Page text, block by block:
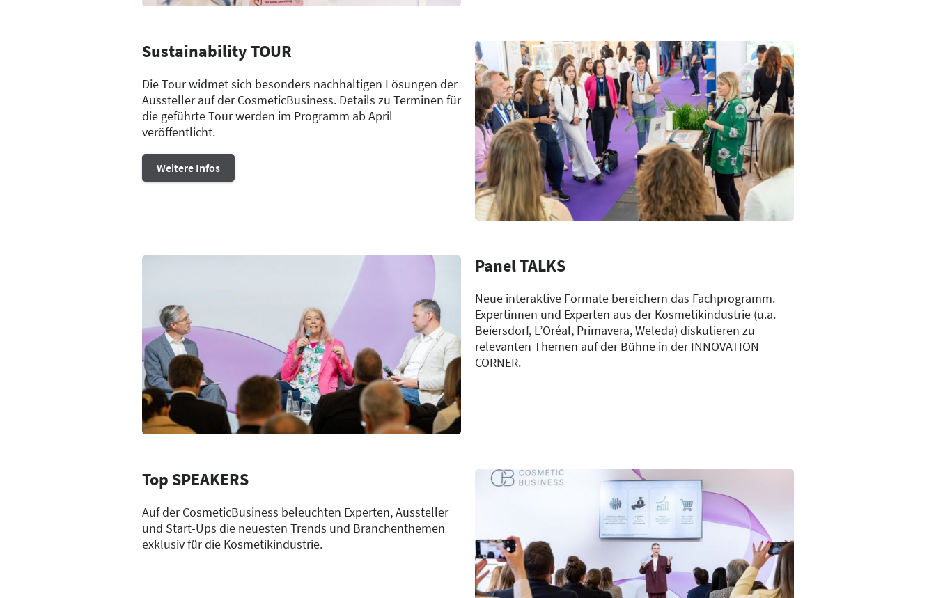
Sustainability TOUR
Die Tour widmet sich besonders nachhaltigen Lösungen der
Aussteller auf der CosmeticBusiness. Details zu Terminen für
die geführte Tour werden im Programm ab April
veröffentlicht.
Weitere Infos
Panel TALKS
Neue interaktive Formate bereichern das Fachprogramm.
Expertinnen und Experten aus der Kosmetikindustrie (u.a.
Beiersdorf, L’Oréal, Primavera, Weleda) diskutieren zu
relevanten Themen auf der Bühne in der INNOVATION
CORNER.
Top SPEAKERS
Auf der CosmeticBusiness beleuchten Experten, Aussteller
und Start-Ups die neuesten Trends und Branchenthemen
exklusiv für die Kosmetikindustrie.